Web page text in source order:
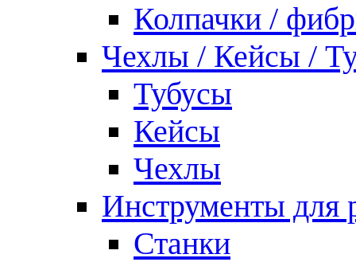
Колпачки /
Чехлы / Кейсы /
Тубусы
Кейсы
Чехлы
Инструменты для
Станки